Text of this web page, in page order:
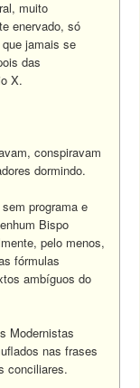
muito
enervado, só
jamais se
das
X.
conspiravam
dormindo.
programa e
Bispo
pelo menos,
fórmulas
ambíguos do
Modernistas
nas frases
conciliares.